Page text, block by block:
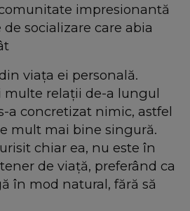
impresionantă
socializare care abia
viața ei personală.
multe relații de-a lungul
a concretizat nimic, astfel
mult mai bine singură.
chiar ea, nu este în
de viață, preferând ca
în mod natural, fără să